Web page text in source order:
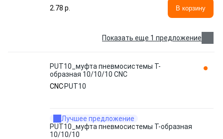
2.78 p.
В корзину
Показать еще 1 предложение
PUT10_муфта пневмосистемы Т-
образная 10/10/10 CNC
CNC PUT10
Лучшее предложение
PUT10_муфта пневмосистемы Т-образная
10/10/10